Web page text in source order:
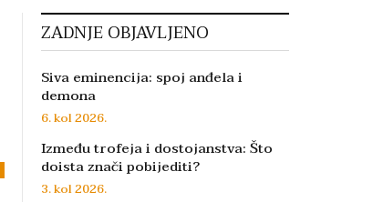
ZADNJE OBJAVLJENO
Siva eminencija: spoj anđela i
demona
6. kol 2026.
Između trofeja i dostojanstva: Što
doista znači pobijediti?
3. kol 2026.